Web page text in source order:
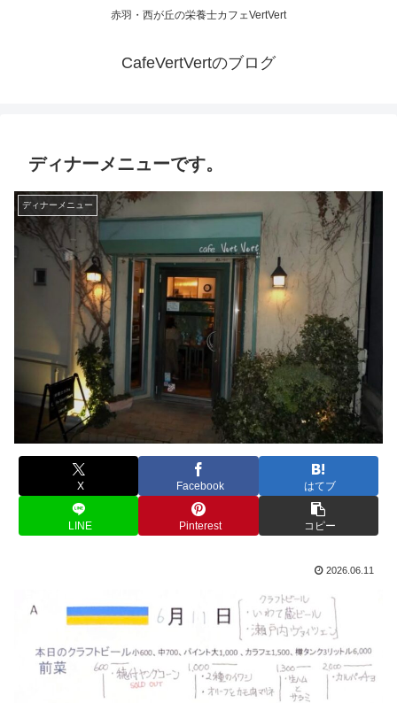
赤羽・西が丘の栄養士カフェVertVert
CafeVertVertのブログ
ディナーメニューです。
ディナーメニュー
X Facebook はてブ
LINE Pinterest コピー
2026.06.11